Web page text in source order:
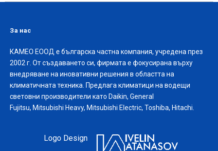
За нас
КАМЕО ЕООД е българска частна компания, учредена през
2002 г. От създаването си, фирмата е фокусирана върху
внедряване на иновативни решения в областта на
климатичната техника. Предлага климатици на водещи
световни производители като Daikin, General
Fujitsu, Mitsubishi Heavy, Mitsubishi Electric, Toshiba, Hitachi.
Logo Design